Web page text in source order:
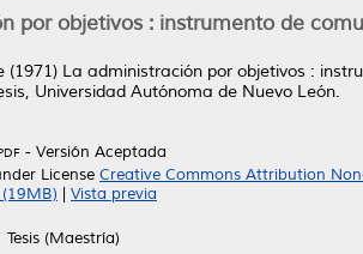
por objetivos : instrumento de
(1971) La administración por objetivos :
Universidad Autónoma de Nuevo León.
- Versión Aceptada
License Creative Commons Attribution
Vista previa
Tesis (Maestría)